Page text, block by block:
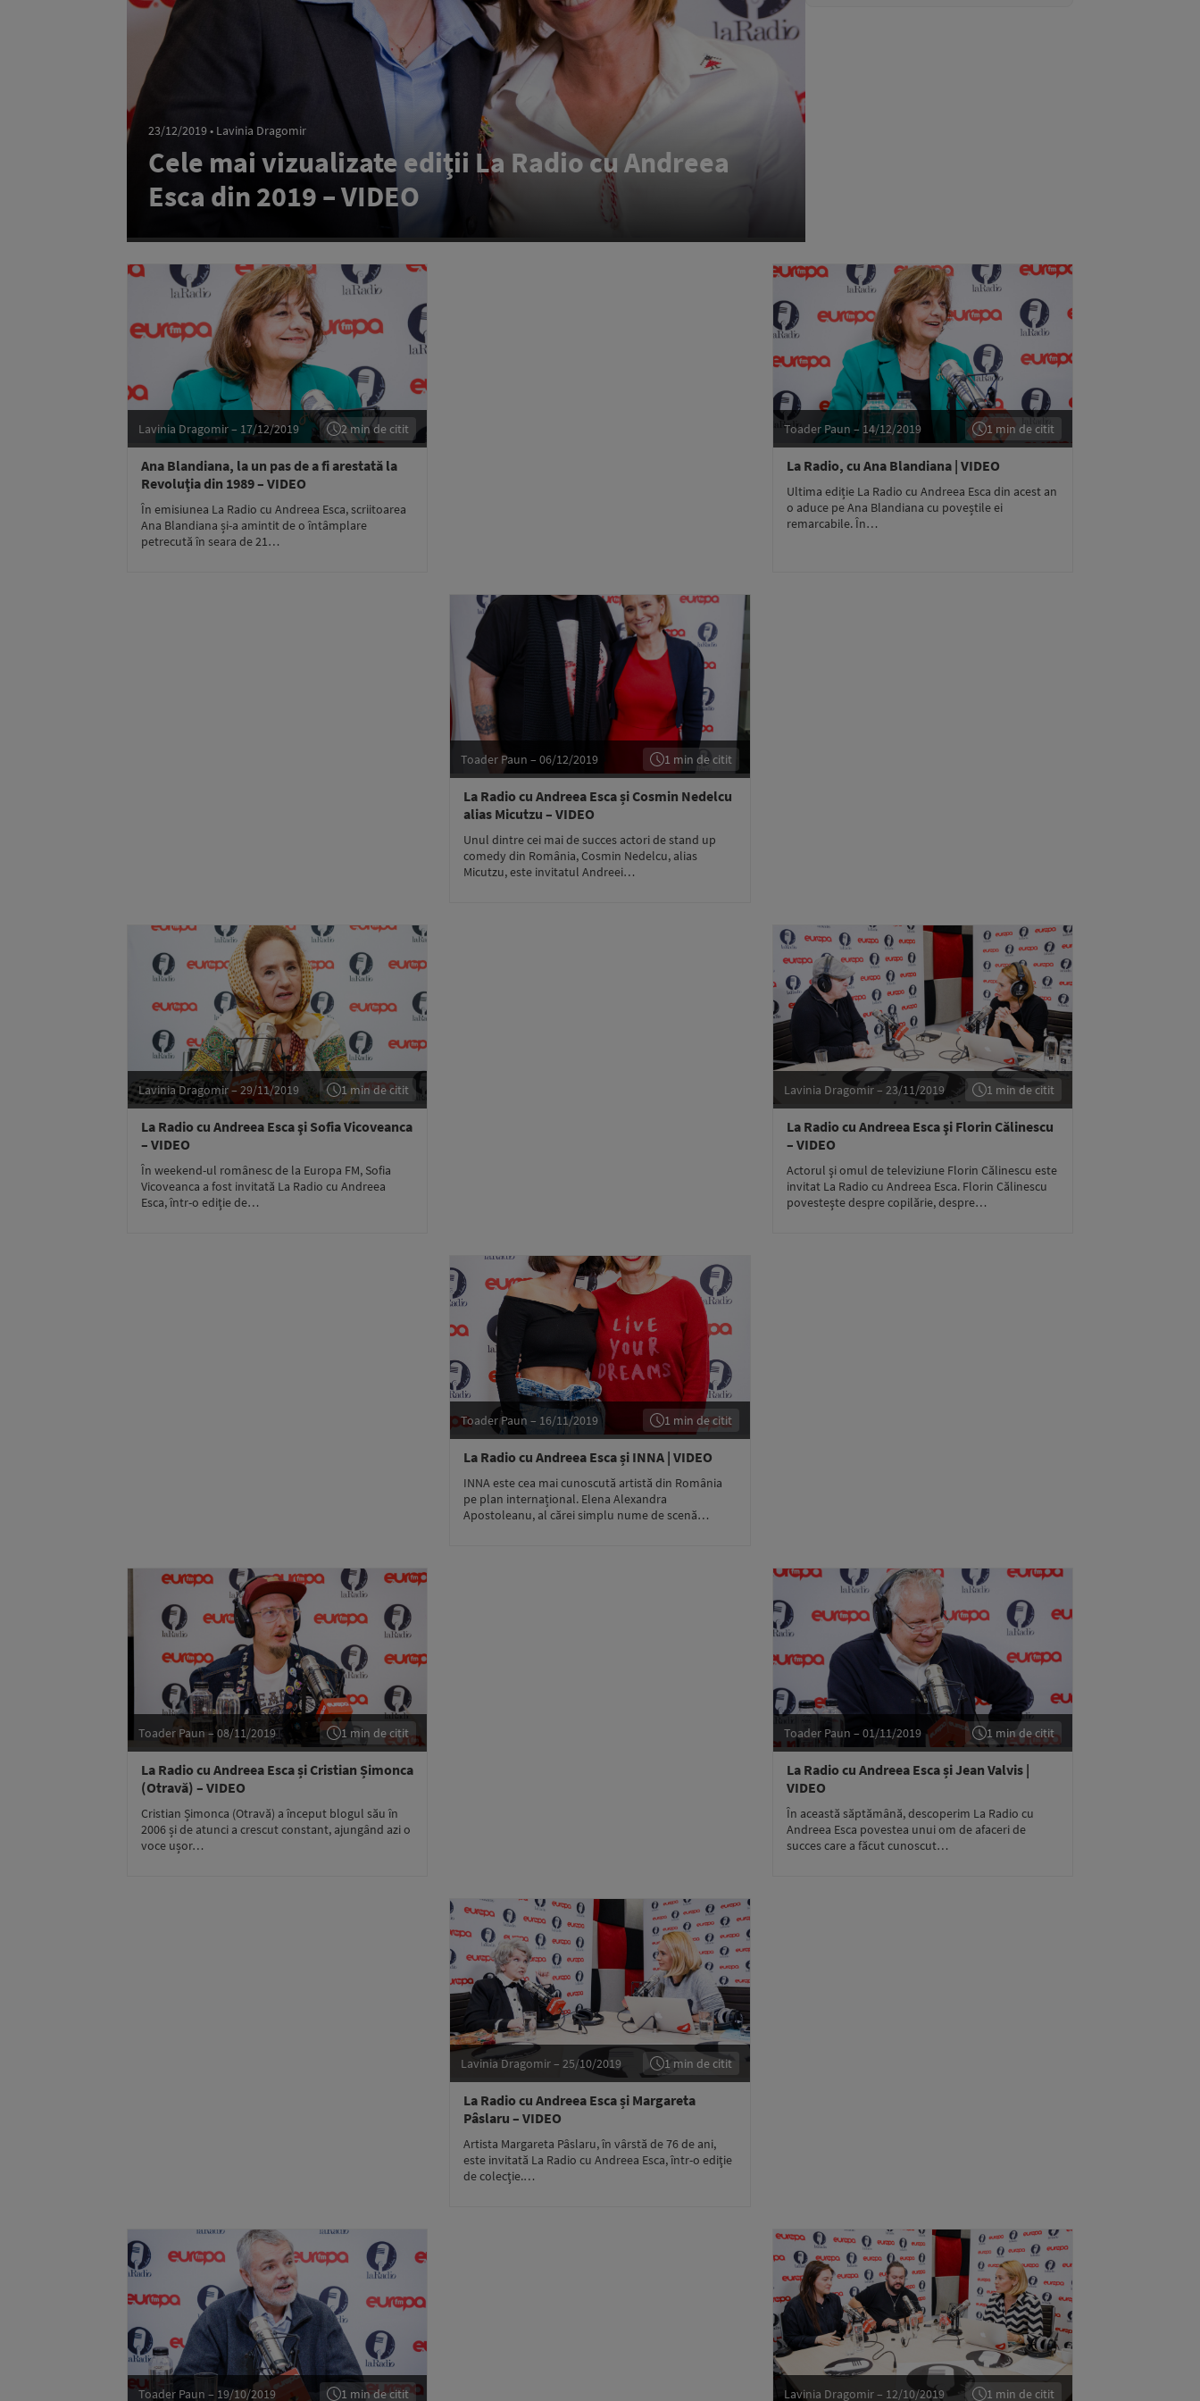
23/12/2019 • Lavinia Dragomir
Cele mai vizualizate ediţii La Radio cu Andreea
Esca din 2019 – VIDEO
Lavinia Dragomir – 17/12/2019 2 min de citit
Ana Blandiana, la un pas de a fi arestată la
Revoluţia din 1989 – VIDEO
În emisiunea La Radio cu Andreea Esca, scriitoarea
Ana Blandiana și-a amintit de o întâmplare
petrecută în seara de 21…
Toader Paun – 14/12/2019 1 min de citit
La Radio, cu Ana Blandiana | VIDEO
Ultima ediție La Radio cu Andreea Esca din acest an
o aduce pe Ana Blandiana cu poveștile ei
remarcabile. În…
Toader Paun – 06/12/2019 1 min de citit
La Radio cu Andreea Esca și Cosmin Nedelcu
alias Micutzu – VIDEO
Unul dintre cei mai de succes actori de stand up
comedy din România, Cosmin Nedelcu, alias
Micutzu, este invitatul Andreei…
Lavinia Dragomir – 29/11/2019 1 min de citit
La Radio cu Andreea Esca şi Sofia Vicoveanca
– VIDEO
În weekend-ul românesc de la Europa FM, Sofia
Vicoveanca a fost invitată La Radio cu Andreea
Esca, într-o ediţie de…
Lavinia Dragomir – 23/11/2019 1 min de citit
La Radio cu Andreea Esca şi Florin Călinescu
– VIDEO
Actorul şi omul de televiziune Florin Călinescu este
invitat La Radio cu Andreea Esca. Florin Călinescu
povesteşte despre copilărie, despre…
Toader Paun – 16/11/2019 1 min de citit
La Radio cu Andreea Esca și INNA | VIDEO
INNA este cea mai cunoscută artistă din România
pe plan internațional. Elena Alexandra
Apostoleanu, al cărei simplu nume de scenă…
Toader Paun – 08/11/2019 1 min de citit
La Radio cu Andreea Esca și Cristian Șimonca
(Otravă) – VIDEO
Cristian Șimonca (Otravă) a început blogul său în
2006 și de atunci a crescut constant, ajungând azi o
voce ușor…
Toader Paun – 01/11/2019 1 min de citit
La Radio cu Andreea Esca și Jean Valvis |
VIDEO
În această săptămână, descoperim La Radio cu
Andreea Esca povestea unui om de afaceri de
succes care a făcut cunoscut…
Lavinia Dragomir – 25/10/2019 1 min de citit
La Radio cu Andreea Esca și Margareta
Pâslaru – VIDEO
Artista Margareta Pâslaru, în vârstă de 76 de ani,
este invitată La Radio cu Andreea Esca, într-o ediţie
de colecţie.…
Toader Paun – 19/10/2019 1 min de citit Lavinia Dragomir – 12/10/2019 1 min de citit